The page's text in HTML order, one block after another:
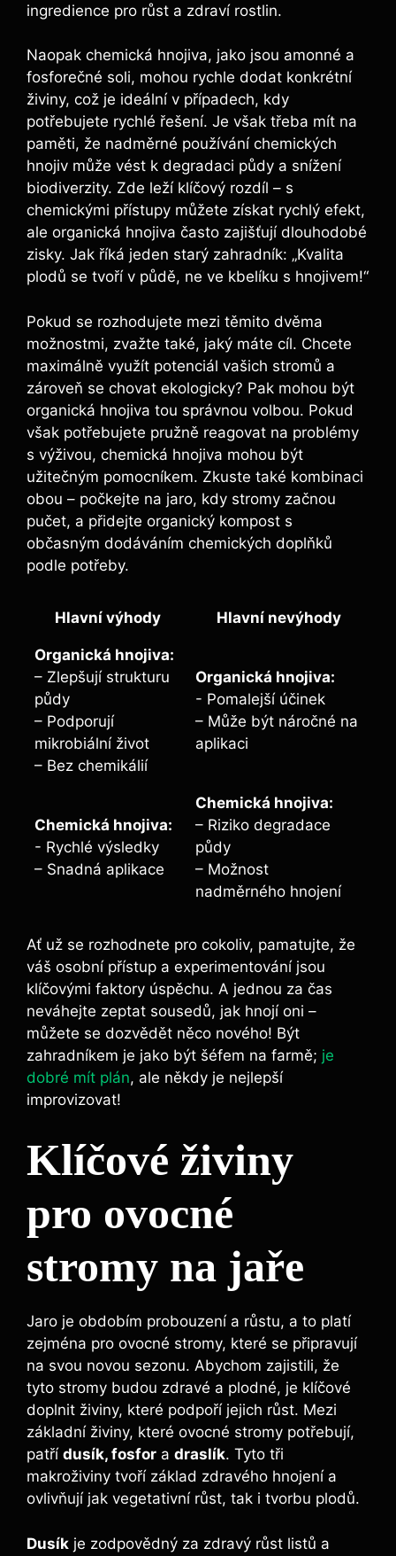
ingredience pro růst a ‌zdraví rostlin.
Naopak chemická hnojiva,⁢ jako jsou amonné a
⁢fosforečné soli, ‍mohou rychle dodat konkrétní
živiny, což ⁤je⁢ ideální v případech, kdy
potřebujete rychlé řešení. Je ⁢však ​třeba ‍mít na
paměti, ⁣že nadměrné používání chemických
hnojiv‍ může vést k degradaci půdy a snížení
biodiverzity. Zde leží klíčový‌ rozdíl – s
chemickými přístupy ⁤můžete⁣ získat rychlý efekt,
ale organická hnojiva⁣ často ⁢zajišťují dlouhodobé
zisky. Jak říká jeden‌ starý zahradník: „Kvalita
plodů se⁣ tvoří v půdě, ne‍ ve kbelíku s hnojivem!“
Pokud se rozhodujete mezi těmito dvěma
možnostmi, zvažte‌ také,‍ jaký máte cíl. ‍Chcete
maximálně využít potenciál vašich stromů a
zároveň se chovat ekologicky? Pak mohou být
organická ​hnojiva tou​ správnou volbou.‌ Pokud
‌však ⁣potřebujete‍ pružně reagovat na problémy
s výživou, chemická hnojiva mohou být
užitečným ‌pomocníkem. Zkuste ‌také ⁣kombinaci
obou – počkejte na jaro, kdy stromy začnou
pučet,​ a přidejte organický⁤ kompost s⁤
občasným dodáváním chemických doplňků⁤
podle potřeby.
Hlavní výhody Hlavní ⁢nevýhody
Organická⁣ hnojiva:
– ⁣Zlepšují strukturu
půdy
– Podporují
⁤mikrobiální život
– Bez chemikálií
Organická hnojiva:
-​ Pomalejší účinek
– Může ⁢být náročné na
aplikaci
Chemická hnojiva:
-⁤ Rychlé výsledky
– Snadná ⁣aplikace
Chemická ​hnojiva:
– Riziko ⁣degradace
půdy
– ​Možnost
nadměrného hnojení
Ať už se rozhodnete pro cokoliv, pamatujte, že
váš osobní přístup ⁣a experimentování jsou‍
klíčovými faktory‍ úspěchu. A jednou za čas
neváhejte⁤ zeptat sousedů, jak ⁣hnojí oni‍ –
můžete se dozvědět něco nového! Být
zahradníkem je‌ jako být šéfem na farmě;‌ je
dobré mít plán, ale někdy je nejlepší
improvizovat!
Klíčové ⁤živiny
pro ovocné
stromy na ​jaře
Jaro⁤ je obdobím probouzení a růstu,⁢ a ⁢to platí
zejména pro ovocné stromy, které se ‍připravují
na svou novou⁣ sezonu. Abychom zajistili,⁣ že
tyto stromy budou⁢ zdravé a plodné, je klíčové
doplnit⁣ živiny, které‍ podpoří ​jejich růst. Mezi
základní živiny, které ovocné stromy potřebují,
⁤patří dusík, fosfor a⁢ draslík. Tyto tři
makroživiny tvoří základ zdravého hnojení a
ovlivňují jak ⁤vegetativní růst, tak i tvorbu plodů.
Dusík je zodpovědný ⁤za zdravý‌ růst listů a​